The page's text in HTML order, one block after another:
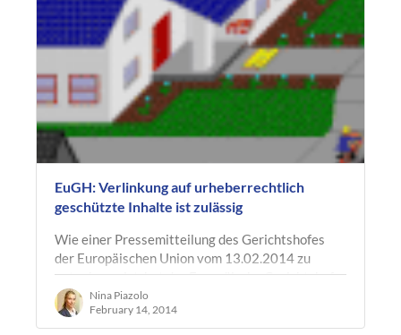
EuGH: Verlinkung auf urheberrechtlich
geschützte Inhalte ist zulässig
Wie einer Pressemitteilung des Gerichtshofes
der Europäischen Union vom 13.02.2014 zu
entnehmen ist, hat der Europäische Gerichtshof
entschieden, dass der Inhaber einer…
Nina Piazolo
February 14, 2014